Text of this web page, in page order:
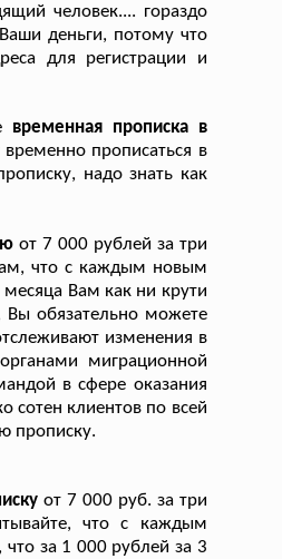
человек.... гораздо
деньги, потому что
для регистрации и
временная прописка в
временно прописаться в
надо знать как
от 7 000 рублей за три
что с каждым новым
Вам как ни крути
обязательно можете
изменения в
миграционной
в сфере оказания
сотен клиентов по всей
прописку.
от 7 000 руб. за три
что с каждым
за 1 000 рублей за 3